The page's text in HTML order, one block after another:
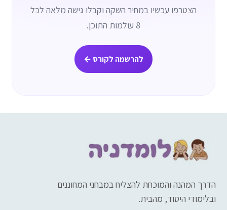
הצטרפו עכשיו במחיר השקה וקבלו גישה מלאה לכל
8 עולמות התוכן.
להרשמה לקורס ←
הדרך המהנה והמוכחת להצליח במבחני המחוננים
ובלימודי היסוד, מהבית.